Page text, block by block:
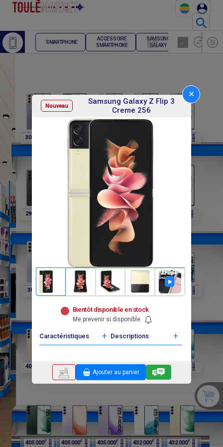
⚲
Nouveau
Samsung Galaxy Z Flip 3
Creme 256
✕
Bientôt disponible en stock
Me prevenir si disponible
Caractéristiques + Descriptions +
Ajouter au panier
SMARTPHONE
ACCESSOIRE
SMARTPHONE
SAMSUNG
GALAXY
TELEPHONE
FIXE
307 800 307 800 307 800
291 600 291 600F 302 400
302 400F 297 000F 297 000F 297 000 405 000
405 000 405 000 F F 405 000F 405 000
405 000F 405 000F 405 000F 432 000F 432 000F